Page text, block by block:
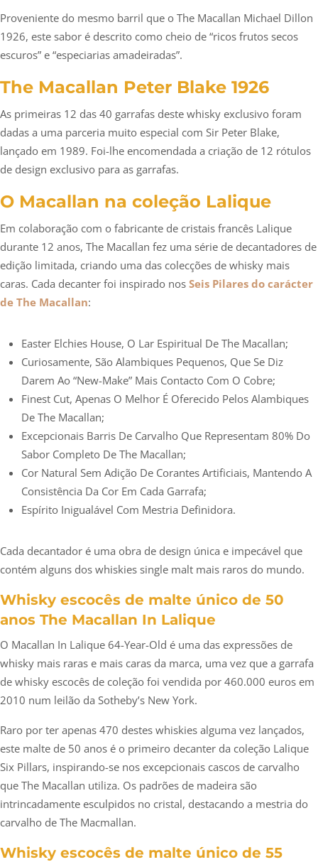
Proveniente do mesmo barril que o The Macallan Michael Dillon
1926, este sabor é descrito como cheio de “ricos frutos secos
escuros” e “especiarias amadeiradas”.
The Macallan Peter Blake 1926
As primeiras 12 das 40 garrafas deste whisky exclusivo foram
dadas a uma parceria muito especial com Sir Peter Blake,
lançado em 1989. Foi-lhe encomendada a criação de 12 rótulos
de design exclusivo para as garrafas.
O Macallan na coleção Lalique
Em colaboração com o fabricante de cristais francês Lalique
durante 12 anos, The Macallan fez uma série de decantadores de
edição limitada, criando uma das colecções de whisky mais
caras. Cada decanter foi inspirado nos Seis Pilares do carácter
de The Macallan:
Easter Elchies House, O Lar Espiritual De The Macallan;
Curiosamente, São Alambiques Pequenos, Que Se Diz
Darem Ao “new-Make” Mais Contacto Com O Cobre;
Finest Cut, Apenas O Melhor É Oferecido Pelos Alambiques
De The Macallan;
Excepcionais Barris De Carvalho Que Representam 80% Do
Sabor Completo De The Macallan;
Cor Natural Sem Adição De Corantes Artificiais, Mantendo A
Consistência Da Cor Em Cada Garrafa;
Espírito Inigualável Com Mestria Definidora.
Cada decantador é uma obra de design única e impecável que
contém alguns dos whiskies single malt mais raros do mundo.
Whisky escocês de malte único de 50
anos The Macallan In Lalique
O Macallan In Lalique 64-Year-Old é uma das expressões de
whisky mais raras e mais caras da marca, uma vez que a garrafa
de whisky escocês de coleção foi vendida por 460.000 euros em
2010 num leilão da Sotheby’s New York.
Raro por ter apenas 470 destes whiskies alguma vez lançados,
este malte de 50 anos é o primeiro decanter da coleção Lalique
Six Pillars, inspirando-se nos excepcionais cascos de carvalho
que The Macallan utiliza. Os padrões de madeira são
intrincadamente esculpidos no cristal, destacando a mestria do
carvalho de The Macmallan.
Whisky escocês de malte único de 55